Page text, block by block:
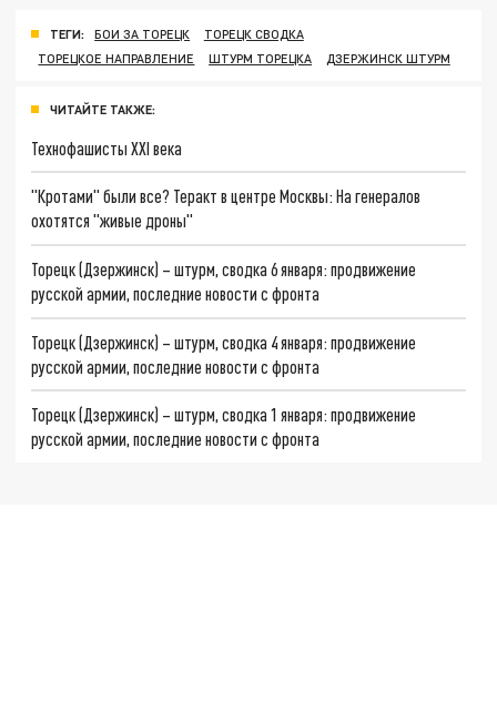
ТЕГИ: БОИ ЗА ТОРЕЦК
ТОРЕЦК СВОДКА
ТОРЕЦКОЕ НАПРАВЛЕНИЕ
ШТУРМ ТОРЕЦКА ДЗЕРЖИНСК ШТУРМ
ЧИТАЙТЕ ТАКЖЕ:
Технофашисты XXI века
"Кротами" были все? Теракт в центре Москвы: На генералов
охотятся "живые дроны"
Торецк (Дзержинск) – штурм, сводка 6 января: продвижение
русской армии, последние новости с фронта
Торецк (Дзержинск) – штурм, сводка 4 января: продвижение
русской армии, последние новости с фронта
Торецк (Дзержинск) – штурм, сводка 1 января: продвижение
русской армии, последние новости с фронта